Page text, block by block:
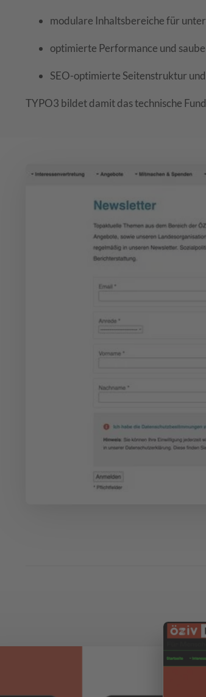
modulare Inhaltsbereiche für
optimierte Performance und
SEO-optimierte Seitenstruktur
TYPO3 bildet damit das technische